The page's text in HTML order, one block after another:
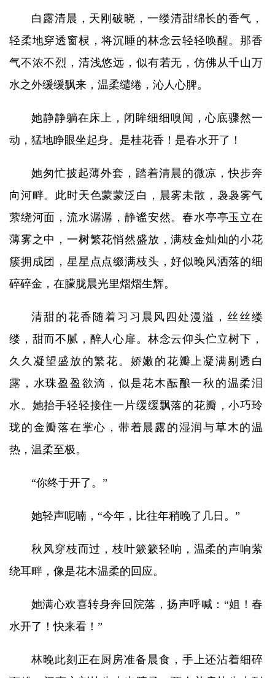
白露清晨，天刚破晓，一缕清甜绵长的香气，
轻柔地穿透窗棂，将沉睡的林念云轻轻唤醒。那香
气不浓不烈，清浅悠远，似有若无，仿佛从千山万
水之外缓缓飘来，温柔缱绻，沁人心脾。
她静静躺在床上，闭眸细细嗅闻，心底骤然一
动，猛地睁眼坐起身。是桂花香！是春水开了！
她匆忙披起薄外套，踏着清晨的微凉，快步奔
向河畔。此时天色蒙蒙泛白，晨雾未散，袅袅雾气
萦绕河面，流水潺潺，静谧安然。春水亭亭玉立在
薄雾之中，一树繁花悄然盛放，满枝金灿灿的小花
簇拥成团，星星点点缀满枝头，好似晚风洒落的细
碎碎金，在朦胧晨光里熠熠生辉。
清甜的花香随着习习晨风四处漫溢，丝丝缕
缕，甜而不腻，醉人心扉。林念云仰头伫立树下，
久久凝望盛放的繁花。娇嫩的花瓣上凝满剔透白
露，水珠盈盈欲滴，似是花木酝酿一秋的温柔泪
水。她抬手轻轻接住一片缓缓飘落的花瓣，小巧玲
珑的金瓣落在掌心，带着晨露的湿润与草木的温
热，温柔至极。
“你终于开了。”
她轻声呢喃，“今年，比往年稍晚了几日。”
秋风穿枝而过，枝叶簌簌轻响，温柔的声响萦
绕耳畔，像是花木温柔的回应。
她满心欢喜转身奔回院落，扬声呼喊：“姐！春
水开了！快来看！”
林晚此刻正在厨房准备晨食，手上还沾着细碎